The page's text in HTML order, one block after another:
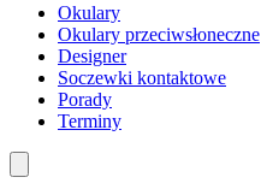
Okulary
Okulary przeciwsłoneczne
Designer
Soczewki kontaktowe
Porady
Terminy